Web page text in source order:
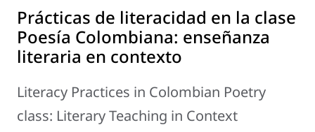
Prácticas de literacidad en la clase
Poesía Colombiana: enseñanza
literaria en contexto
Literacy Practices in Colombian Poetry
class: Literary Teaching in Context